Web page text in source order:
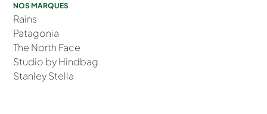
NOS MARQUES
Rains
Patagonia
The North Face
Studio by Hindbag
Stanley Stella